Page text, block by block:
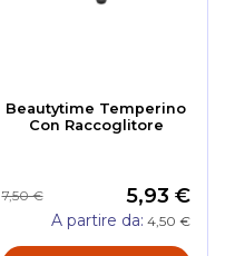
Beautytime Temperino
Con Raccoglitore
5,93 €
7,50 €
A partire da 4,50 €